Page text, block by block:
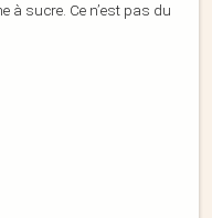
à sucre. Ce n’est pas du